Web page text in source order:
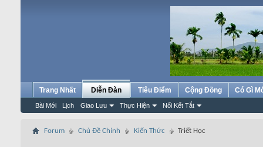
Trang Nhất Diễn Đàn
Bài Mới Lịch Giao Lưu Thực Hiện Nối Kết Tắt
Tiêu Điểm Cộng Đồng Có Gì
Forum Chủ Đề Chính Kiến Thức Triết Học